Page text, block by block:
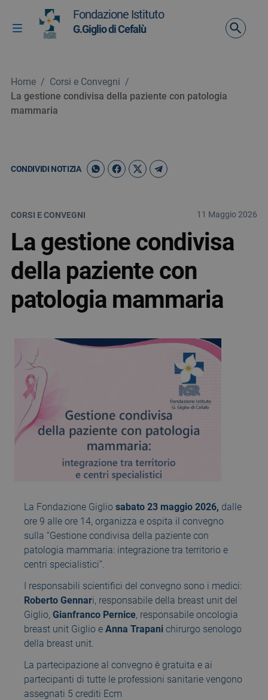
Vai ai contenuti
Vai al menu di navigazione
Vai al footer
Attiva / disattiva la navigazione
Fondazione Istituto
G.Giglio di Cefalù
Home / Corsi e Convegni /
La gestione condivisa della paziente con patologia
mammaria
CONDIVIDI NOTIZIA
CORSI E CONVEGNI 11 Maggio 2026
La gestione condivisa
della paziente con
patologia mammaria
La Fondazione Giglio sabato 23 maggio 2026, dalle
ore 9 alle ore 14, organizza e ospita il convegno
sulla “Gestione condivisa della paziente con
patologia mammaria: integrazione tra territorio e
centri specialistici”.
I responsabili scientifici del convegno sono i medici:
Roberto Gennari, responsabile della breast unit del
Giglio, Gianfranco Pernice, responsabile oncologia
breast unit Giglio e Anna Trapani chirurgo senologo
della breast unit.
La partecipazione al convegno è gratuita e ai
partecipanti di tutte le professioni sanitarie vengono
assegnati 5 crediti Ecm